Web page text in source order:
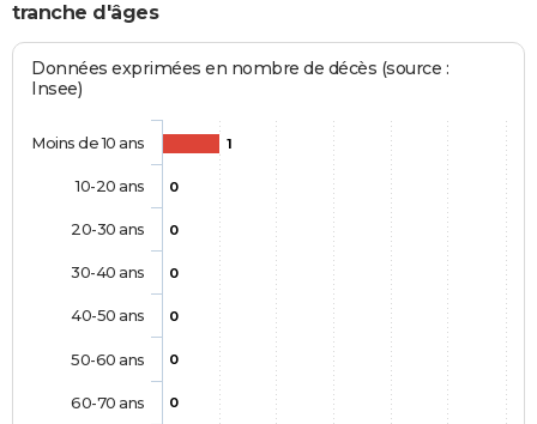
tranche d'âges
Données exprimées en nombre de décès (source :
Insee)
1
0
0
0
0
0
0
Moins de 10 ans
10-20 ans
20-30 ans
30-40 ans
40-50 ans
50-60 ans
60-70 ans